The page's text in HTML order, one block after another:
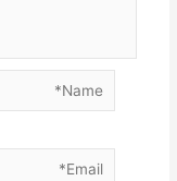
Email*